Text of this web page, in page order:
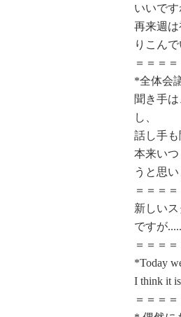
いいです
再来週
りこん
＝＝＝＝
*全体会
聞き手
し、
話し手
本来い
うと思い
＝＝＝＝
新しい
ですが
＝＝＝＝
*Today
I think it
＝＝＝＝